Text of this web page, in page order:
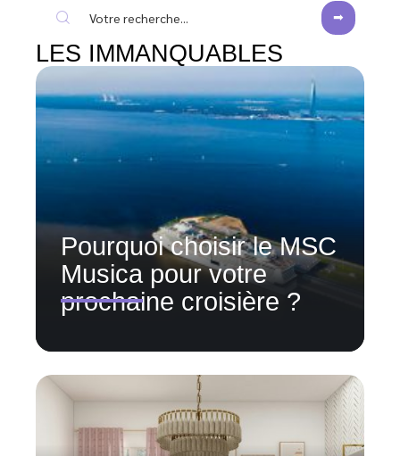
LES IMMANQUABLES
Pourquoi choisir le MSC
Musica pour votre
prochaine croisière ?